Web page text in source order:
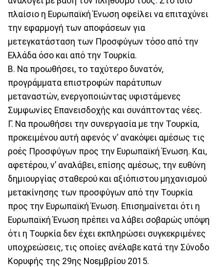
πλαίσιο η Ευρωπαϊκή Ένωση οφείλει να επιταχύνει
την εφαρμογή των αποφάσεων για
μετεγκατάσταση των Προσφύγων τόσο από την
Ελλάδα όσο και από την Τουρκία.
Β. Να προωθήσει, το ταχύτερο δυνατόν,
προγράμματα επιστροφών παράτυπων
μεταναστών, ενεργοποιώντας υφιστάμενες
Συμφωνίες Επανεισδοχής και συνάπτοντας νέες.
Γ. Να προωθήσει την συνεργασία με την Τουρκία,
προκειμένου αυτή αφενός ν’ ανακόψει αμέσως τις
ροές Προσφύγων προς την Ευρωπαϊκή Ένωση. Και,
αφετέρου, ν’ αναλάβει, επίσης αμέσως, την ευθύνη
δημιουργίας σταθερού και αξιόπιστου μηχανισμού
μετακίνησης των προσφύγων από την Τουρκία
προς την Ευρωπαϊκή Ένωση. Επισημαίνεται ότι η
Ευρωπαϊκή Ένωση πρέπει να λάβει σοβαρώς υπόψη
ότι η Τουρκία δεν έχει εκπληρώσει συγκεκριμένες
υποχρεώσεις, τις οποίες ανέλαβε κατά την Σύνοδο
Κορυφής της 29ης Νοεμβρίου 2015.